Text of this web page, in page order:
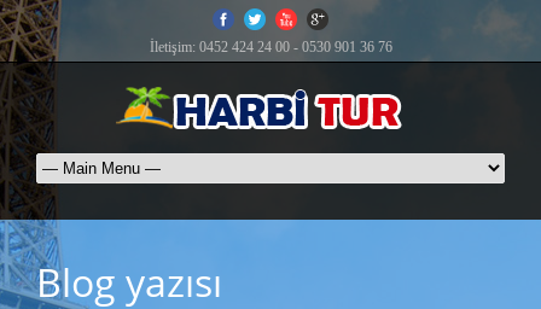
İletişim: 0452 424 24 00 - 0530 901 36 76
Blog yazısı